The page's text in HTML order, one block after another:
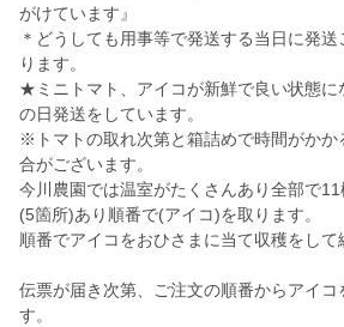
がけています』
＊どうしても用事等で発送する当日に発
ります。
★ミニトマト、アイコが新鮮で良い状態に
の日発送をしています。
※トマトの取れ次第と箱詰めで時間がかか
合がございます。
今川農園では温室がたくさんあり全部で
(5箇所)あり順番で(アイコ)を取ります。
順番でアイコをおひさまに当て収穫をして
伝票が届き次第、ご注文の順番からアイコ
す。